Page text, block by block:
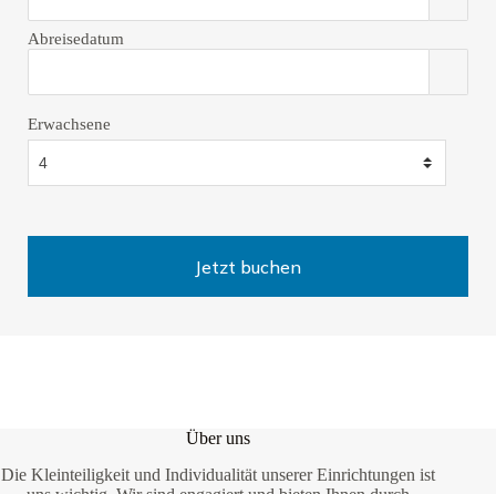
Abreisedatum
Erwachsene
Über uns
Die Kleinteiligkeit und Individualität unserer Einrichtungen ist